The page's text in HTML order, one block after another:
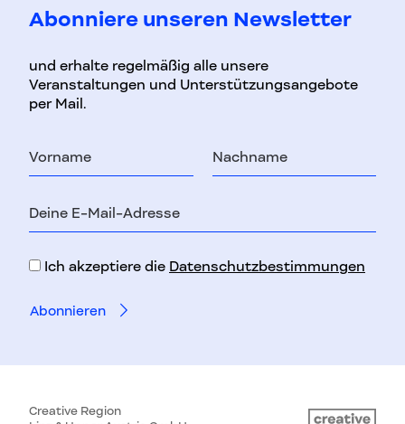
Abonniere unseren Newsletter
und erhalte regelmäßig alle unsere
Veranstaltungen und Unterstützungsangebote
per Mail.
Nachname
Mail-
Ich akzeptiere die Datenschutzbestimmungen
Creative Region